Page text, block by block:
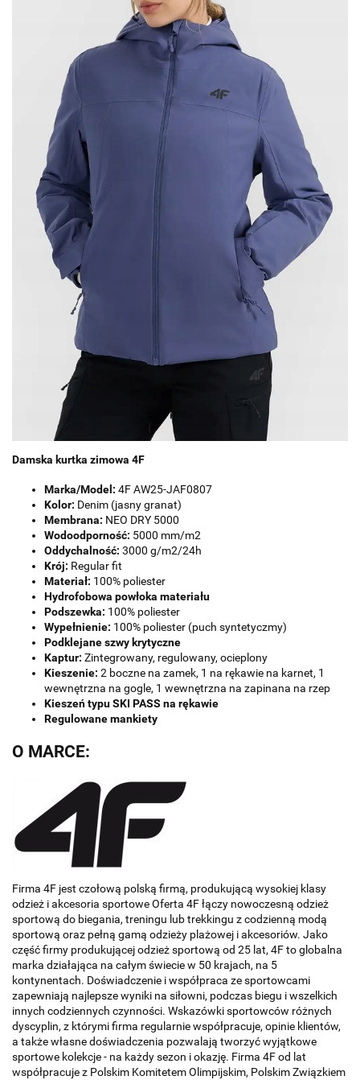
Damska kurtka zimowa 4F
Marka/Model: 4F AW25-JAF0807
Kolor: Denim (jasny granat)
Membrana: NEO DRY 5000
Wodoodporność: 5000 mm/m2
Oddychalność: 3000 g/m2/24h
Krój: Regular fit
Materiał: 100% poliester
Hydrofobowa powłoka materiału
Podszewka: 100% poliester
Wypełnienie: 100% poliester (puch syntetyczmy)
Podklejane szwy krytyczne
Kaptur: Zintegrowany, regulowany, ocieplony
Kieszenie: 2 boczne na zamek, 1 na rękawie na karnet, 1
wewnętrzna na gogle, 1 wewnętrzna na zapinana na rzep
Kieszeń typu SKI PASS na rękawie
Regulowane mankiety
O MARCE:
Firma 4F jest czołową polską firmą, produkującą wysokiej klasy
odzież i akcesoria sportowe Oferta 4F łączy nowoczesną odzież
sportową do biegania, treningu lub trekkingu z codzienną modą
sportową oraz pełną gamą odzieży plażowej i akcesoriów. Jako
część firmy produkującej odzież sportową od 25 lat, 4F to globalna
marka działająca na całym świecie w 50 krajach, na 5
kontynentach. Doświadczenie i współpraca ze sportowcami
zapewniają najlepsze wyniki na siłowni, podczas biegu i wszelkich
innych codziennych czynności. Wskazówki sportowców różnych
dyscyplin, z którymi firma regularnie współpracuje, opinie klientów,
a także własne doświadczenia pozwalają tworzyć wyjątkowe
sportowe kolekcje - na każdy sezon i okazję. Firma 4F od lat
współpracuje z Polskim Komitetem Olimpijskim, Polskim Związkiem